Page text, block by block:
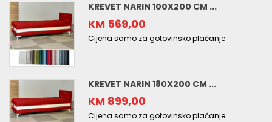
KREVET NARIN 100X200 CM ...
KM 569,00
Cijena samo za gotovinsko plaćanje
KREVET NARIN 180X200 CM ...
KM 899,00
Cijena samo za gotovinsko plaćanje